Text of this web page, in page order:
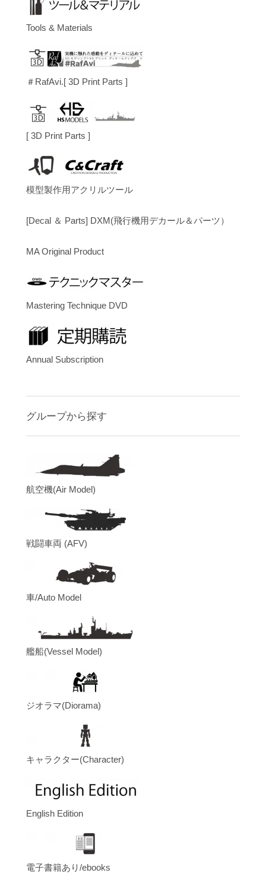
Tools & Materials
＃RafAvi.[ 3D Print Parts ]
[ 3D Print Parts ]
模型製作用アクリルツール
[Decal ＆ Parts] DXM(飛行機用デカール＆パーツ）
MA Original Product
Mastering Technique DVD
Annual Subscription
グループから探す
航空機(Air Model)
戦闘車両 (AFV)
車/Auto Model
艦船(Vessel Model)
ジオラマ(Diorama)
キャラクター(Character)
English Edition
電子書籍あり/ebooks